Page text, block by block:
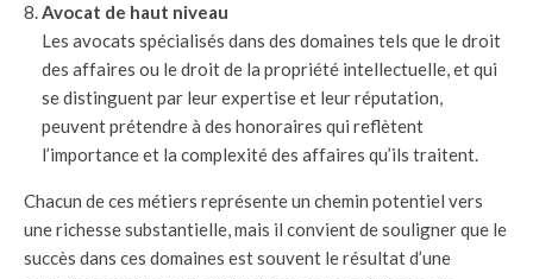
Avocat de haut niveau
Les avocats spécialisés dans des domaines tels que le droit
des affaires ou le droit de la propriété intellectuelle, et qui
se distinguent par leur expertise et leur réputation,
peuvent prétendre à des honoraires qui reflètent
l’importance et la complexité des affaires qu’ils traitent.
Chacun de ces métiers représente un chemin potentiel vers
une richesse substantielle, mais il convient de souligner que le
succès dans ces domaines est souvent le résultat d’une